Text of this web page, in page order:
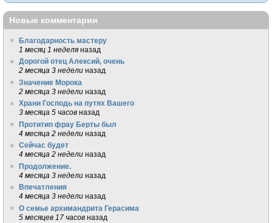
Новые комментарии
Благодарность мастеру
1 месяц 1 неделя назад
Дорогой отец Алексий, очень
2 месяца 3 недели назад
Значение Морока
2 месяца 3 недели назад
Храни Господь на путях Вашего
3 месяца 5 часов назад
Протитип фрау Берты был
4 месяца 2 недели назад
Сейчас будет
4 месяца 2 недели назад
Продолжение.
4 месяца 3 недели назад
Впечатления
4 месяца 3 недели назад
О семье архимандрита Герасима
5 месяцев 17 часов назад